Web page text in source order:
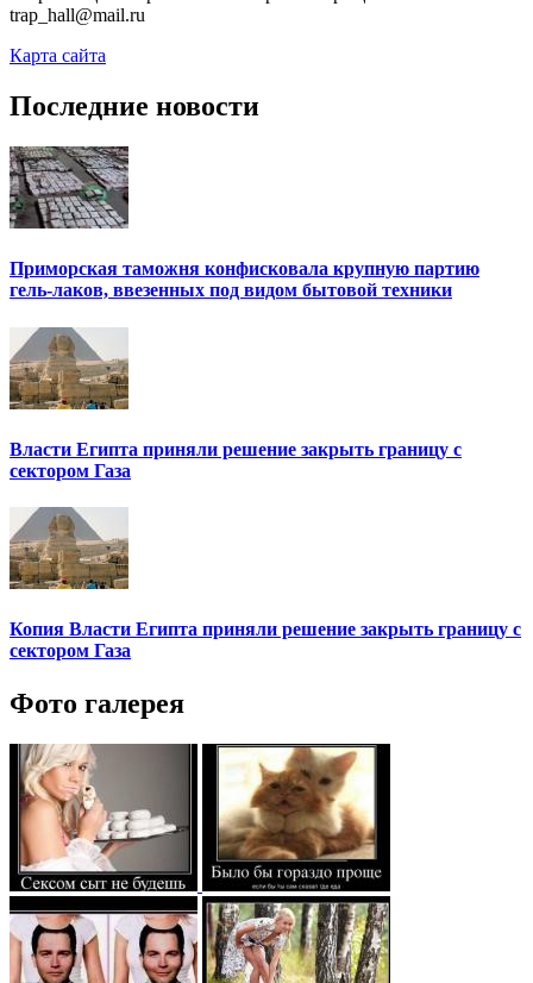
trap_hall@mail.ru
Карта сайта
Последние новости
Приморская таможня конфисковала крупную партию
гель-лаков, ввезенных под видом бытовой техники
Власти Египта приняли решение закрыть границу с
сектором Газа
Копия Власти Египта приняли решение закрыть границу с
сектором Газа
Фото галерея